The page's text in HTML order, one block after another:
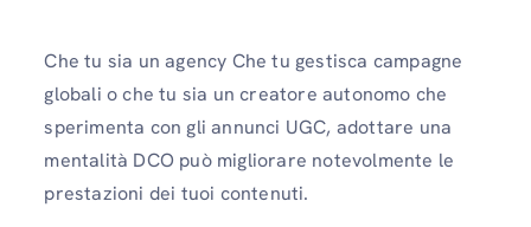
Che tu sia un agency Che tu gestisca campagne
globali o che tu sia un creatore autonomo che
sperimenta con gli annunci UGC, adottare una
mentalità DCO può migliorare notevolmente le
prestazioni dei tuoi contenuti.